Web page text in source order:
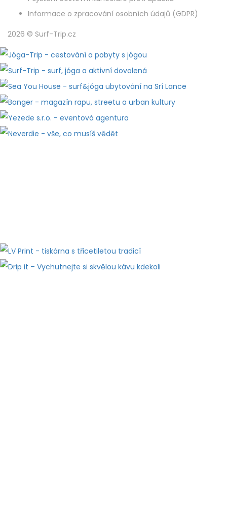
Informace o zpracování osobních údajů (GDPR)
2026 © Surf-Trip.cz